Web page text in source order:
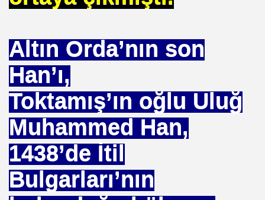
Altın Orda’nın son
Han’ı,
Toktamış’ın oğlu Uluğ
Muhammed Han,
1438’de İtil
Bulgarları’nın
YAPAR
YÖNETENLER
UNUT